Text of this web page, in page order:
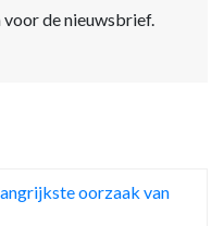
voor de nieuwsbrief.
oorzaak van